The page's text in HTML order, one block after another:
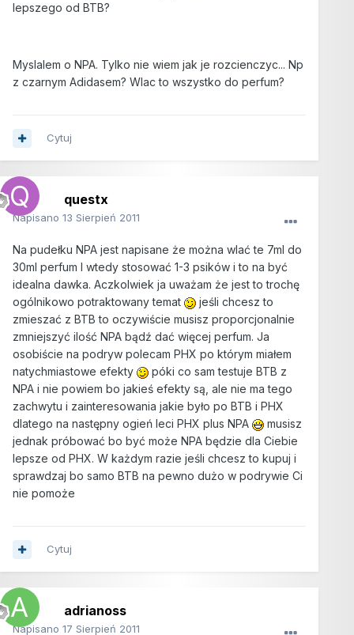
lepszego od BTB?
Myslalem o NPA. Tylko nie wiem jak je rozcienczyc... Np
z czarnym Adidasem? Wlac to wszystko do perfum?
Cytuj
questx
Napisano 13 Sierpień 2011
Na pudełku NPA jest napisane że można wlać te 7ml do
30ml perfum I wtedy stosować 1-3 psików i to na być
idealna dawka. Aczkolwiek ja uważam że jest to trochę
ogólnikowo potraktowany temat
jeśli chcesz to
zmieszać z BTB to oczywiście musisz proporcjonalnie
zmniejszyć ilość NPA bądź dać więcej perfum. Ja
osobiście na podryw polecam PHX po którym miałem
natychmiastowe efekty
póki co sam testuje BTB z
NPA i nie powiem bo jakieś efekty są, ale nie ma tego
zachwytu i zainteresowania jakie było po BTB i PHX
dlatego na następny ogień leci PHX plus NPA
musisz
jednak próbować bo być może NPA będzie dla Ciebie
lepsze od PHX. W każdym razie jeśli chcesz to kupuj i
sprawdzaj bo samo BTB na pewno dużo w podrywie Ci
nie pomoże
Cytuj
adrianoss
Napisano 17 Sierpień 2011